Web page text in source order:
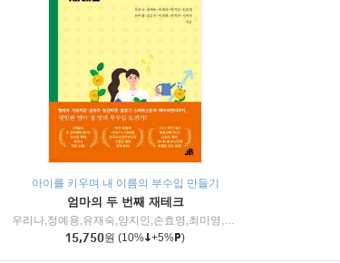
아이를 키우며 내 이름의 부수입 만들기
엄마의 두 번째 재테크
우리나,정예용,유재숙,양지인,손효영,최미영,조민주,이진현,차미숙,서미숙 저
15,750원 (10% +5% )